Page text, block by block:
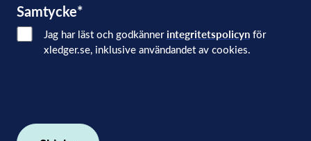
Samtycke*
Jag har läst och godkännerintegritetspolicynför
xledger.se, inklusive användandet av cookies.